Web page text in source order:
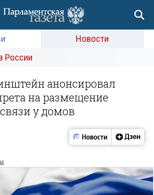
Новости
России
анонсировал
на размещение
у домов